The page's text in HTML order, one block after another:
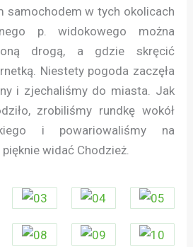
samochodem w tych okolicach
p. widokowego można
drogą, a gdzie skręcić
Niestety pogoda zaczęła
i zjechaliśmy do miasta. Jak
zrobiliśmy rundkę wokół
i powariowaliśmy na
widać Chodzież.